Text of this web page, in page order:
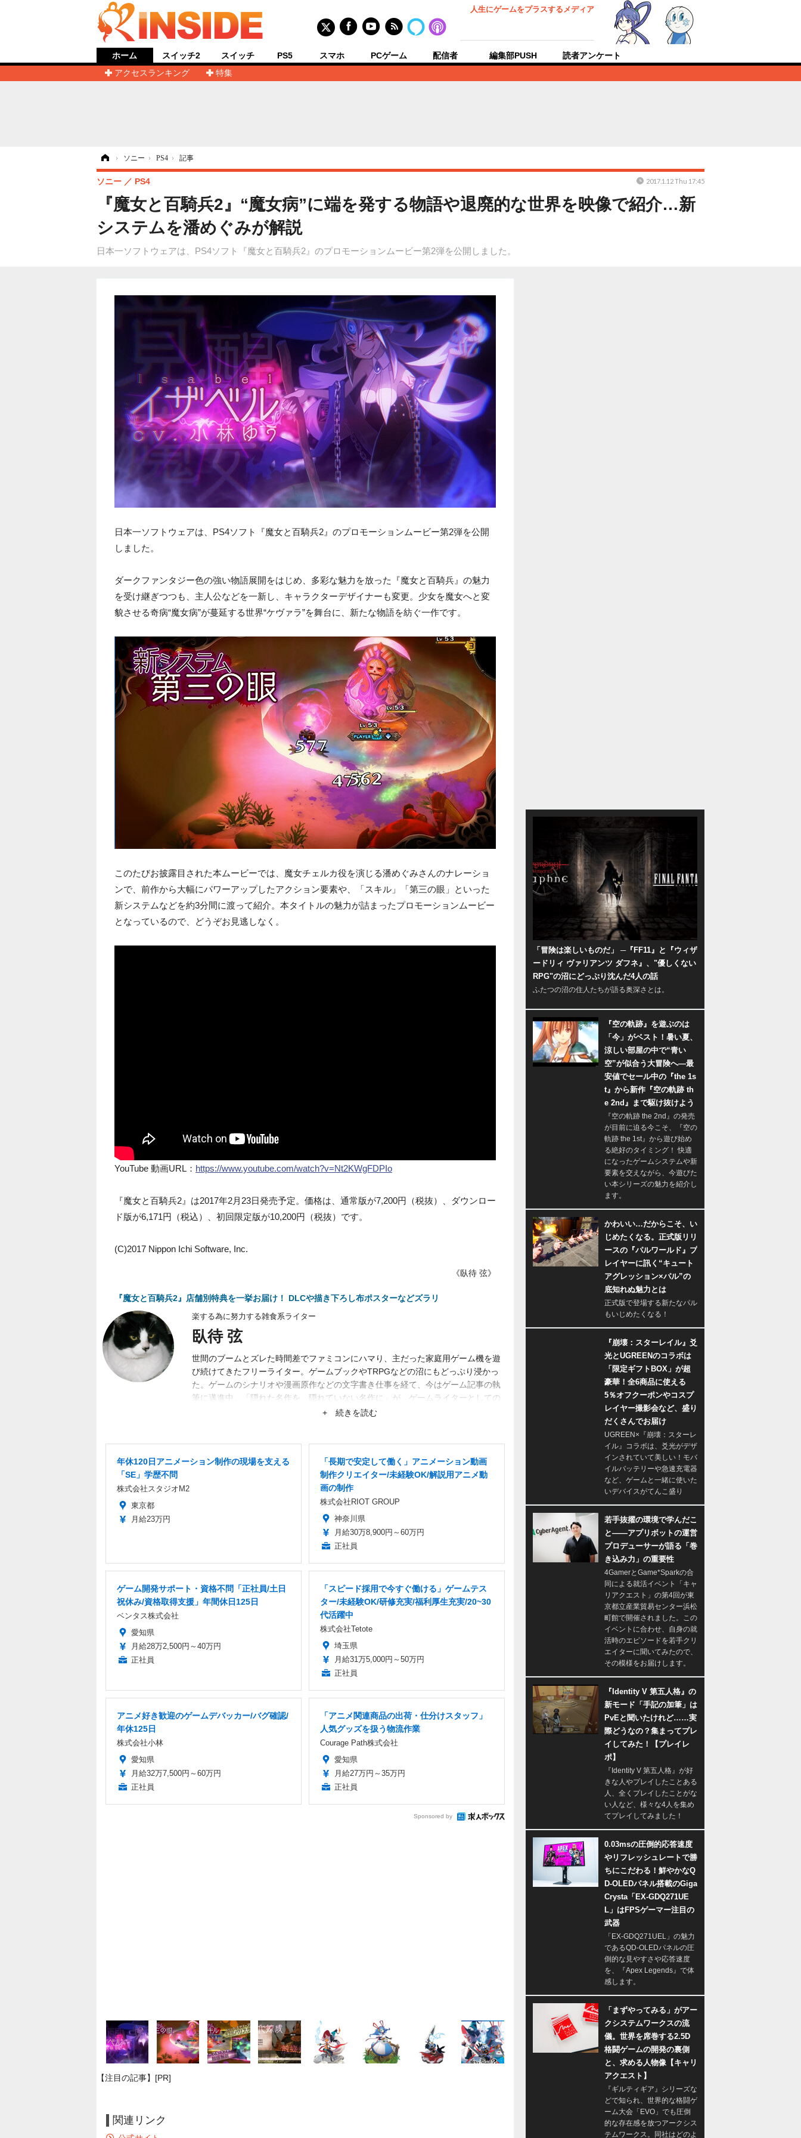
人生にゲームをプラスするメディア
ホーム
アクセスランキング
特集
スイッチ2 スイッチ PS5 スマホ PCゲーム 配信者 編集部PUSH 読者アンケート
› ソニー › PS4 › 記事
『魔女と百騎兵2』“魔女病”に端を発する物語や退廃的な世界を映像で紹介…新
システムを潘めぐみが解説
日本一ソフトウェアは、PS4ソフト『魔女と百騎兵2』のプロモーションムービー第2弾を公開しました。
ソニー PS4 2017.1.12 Thu 17:45
日本一ソフトウェアは、PS4ソフト『魔女と百騎兵2』のプロモーションムービー第2弾を公開
しました。
ダークファンタジー色の強い物語展開をはじめ、多彩な魅力を放った『魔女と百騎兵』の魅力
を受け継ぎつつも、主人公などを一新し、キャラクターデザイナーも変更。少女を魔女へと変
貌させる奇病“魔女病”が蔓延する世界“ケヴァラ”を舞台に、新たな物語を紡ぐ一作です。
このたびお披露目された本ムービーでは、魔女チェルカ役を演じる潘めぐみさんのナレーショ
ンで、前作から大幅にパワーアップしたアクション要素や、「スキル」「第三の眼」といった
新システムなどを約3分間に渡って紹介。本タイトルの魅力が詰まったプロモーションムービー
となっているので、どうぞお見逃しなく。
YouTube 動画URL： https://www.youtube.com/watch?v=Nt2KWgFDPIo
『魔女と百騎兵2』は2017年2月23日発売予定。価格は、通常版が7,200円（税抜）、ダウンロー
ド版が6,171円（税込）、初回限定版が10,200円（税抜）です。
(C)2017 Nippon Ichi Software, Inc.
《臥待 弦》
『魔女と百騎兵2』店舗別特典を一挙お届け！ DLCや描き下ろし布ポスターなどズラリ
楽する為に努力する雑食系ライター
臥待 弦
世間のブームとズレた時間差でファミコンにハマり、主だった家庭用ゲーム機を遊
び続けてきたフリーライター。ゲームブックやTRPGなどの沼にもどっぷり浸かっ
た。ゲームのシナリオや漫画原作などの文字書き仕事を経て、今はゲーム記事の執
筆に邁進中。「隠れた名作を、隠れていない名作に」が、ゲームライターとしての
目標。隙あらば、あまり知られていない作品にスポットを当てたがる。仕事は幅広
+ 続きを読む
年休120日アニメーション制作の現場を支える
「SE」学歴不問
株式会社スタジオM2
東京都
月給23万円
「長期で安定して働く」アニメーション動画
制作クリエイター/未経験OK/解説用アニメ動
画の制作
株式会社RIOT GROUP
神奈川県
月給30万8,900円～60万円
正社員
ゲーム開発サポート・資格不問「正社員/土日
祝休み/資格取得支援」年間休日125日
ベンタス株式会社
愛知県
月給28万2,500円～40万円
正社員
「スピード採用で今すぐ働ける」ゲームテス
ター/未経験OK/研修充実/福利厚生充実/20~30
代活躍中
株式会社Tetote
埼玉県
月給31万5,000円～50万円
正社員
アニメ好き歓迎のゲームデバッカー/バグ確認/
年休125日
株式会社小林
愛知県
月給32万7,500円～60万円
正社員
「アニメ関連商品の出荷・仕分けスタッフ」
人気グッズを扱う物流作業
Courage Path株式会社
愛知県
月給27万円～35万円
正社員
Sponsored by
【注目の記事】[PR]
関連リンク
「冒険は楽しいものだ」 ─『FF11』と『ウィザ
ードリィ ヴァリアンツ ダフネ』、"優しくない
RPG"の沼にどっぷり沈んだ4人の話
ふたつの沼の住人たちが語る奥深さとは。
『空の軌跡』を遊ぶのは
「今」がベスト！暑い夏、
涼しい部屋の中で“青い
空”が似合う大冒険へ―最
安値でセール中の『the 1s
t』から新作『空の軌跡 th
e 2nd』まで駆け抜けよう
『空の軌跡 the 2nd』の発売
が目前に迫る今こそ、『空の
軌跡 the 1st』から遊び始め
る絶好のタイミング！ 快適
になったゲームシステムや新
要素を交えながら、今遊びた
い本シリーズの魅力を紹介し
ます。
かわいい…だからこそ、い
じめたくなる。正式版リリ
ースの『パルワールド』プ
レイヤーに訊く“キュート
アグレッション×パル”の
底知れぬ魅力とは
正式版で登場する新たなパル
もいじめたくなる！
『崩壊：スターレイル』爻
光とUGREENのコラボは
「限定ギフトBOX」が超
豪華！全6商品に使える
5％オフクーポンやコスプ
レイヤー撮影会など、盛り
だくさんでお届け
UGREEN×『崩壊：スターレ
イル』コラボは、爻光がデザ
インされていて美しい！モバ
イルバッテリーや急速充電器
など、ゲームと一緒に使いた
いデバイスがてんこ盛り
若手抜擢の環境で学んだこ
と――アプリボットの運営
プロデューサーが語る「巻
き込み力」の重要性
4GamerとGame*Sparkの合
同による就活イベント「キャ
リアクエスト」の第4回が東
京都立産業貿易センター浜松
町館で開催されました。この
イベントに合わせ、自身の就
活時のエピソードを若手クリ
エイターに聞いてみたので、
その模様をお届けします。
『Identity V 第五人格』の
新モード「手記の加筆」は
PvEと聞いたけれど……実
際どうなの？集まってプレ
イしてみた！【プレイレ
ポ】
『Identity V 第五人格』が好
きな人やプレイしたことある
人、全くプレイしたことがな
い人など、様々な4人を集め
てプレイしてみました！
0.03msの圧倒的応答速度
やリフレッシュレートで勝
ちにこだわる！鮮やかなQ
D-OLEDパネル搭載のGiga
Crysta「EX-GDQ271UE
L」はFPSゲーマー注目の
武器
「EX-GDQ271UEL」の魅力
であるQD-OLEDパネルの圧
倒的な見やすさや応答速度
を、『Apex Legends』で体
感します。
「まずやってみる」がアー
クシステムワークスの流
儀。世界を席巻する2.5D
格闘ゲームの開発の裏側
と、求める人物像【キャリ
アクエスト】
『ギルティギア』シリーズな
どで知られ、世界的な格闘ゲ
ーム大会「EVO」でも圧倒
的な存在感を放つアークシス
テムワークス。同社はどのよ